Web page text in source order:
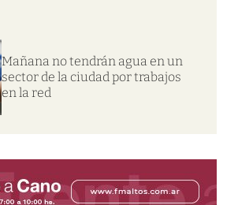
Mañana no tendrán agua en un
sector de la ciudad por trabajos
en la red